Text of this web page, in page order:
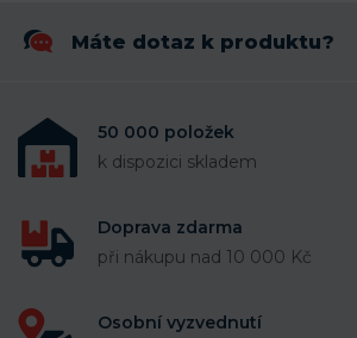
Máte dotaz k produktu?
50 000 položek
k dispozici skladem
Doprava zdarma
při nákupu nad 10 000 Kč
Osobní vyzvednutí